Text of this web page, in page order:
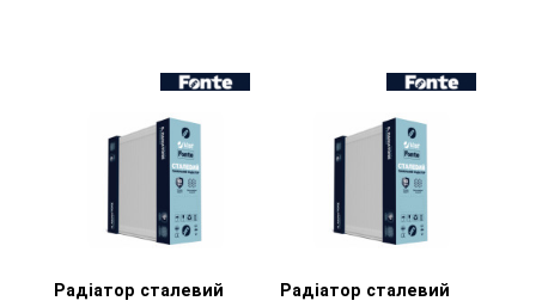
Перегляд товару
Радіатор сталевий
Перегляд товару
Радіатор сталевий